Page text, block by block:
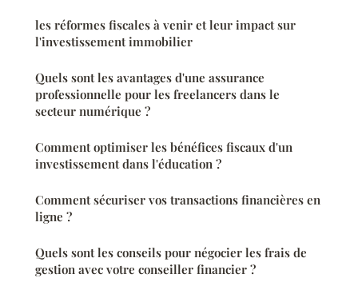
les réformes fiscales à venir et leur impact sur
l'investissement immobilier
Quels sont les avantages d'une assurance
professionnelle pour les freelancers dans le
secteur numérique ?
Comment optimiser les bénéfices fiscaux d'un
investissement dans l'éducation ?
Comment sécuriser vos transactions financières en
ligne ?
Quels sont les conseils pour négocier les frais de
gestion avec votre conseiller financier ?